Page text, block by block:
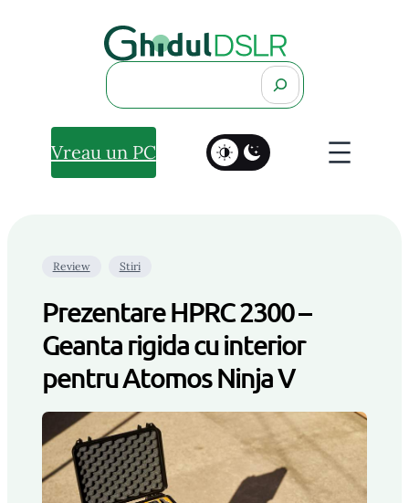
Search
Vreau un PC
Review Stiri
Prezentare HPRC 2300 –
Geanta rigida cu interior
pentru Atomos Ninja V